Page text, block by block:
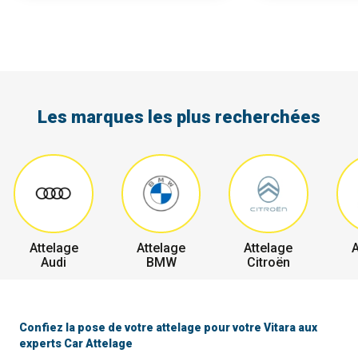
Les marques les plus recherchées
Attelage
Audi
Attelage
BMW
Attelage
Citroën
Confiez la pose de votre attelage pour votre Vitara aux
experts Car Attelage